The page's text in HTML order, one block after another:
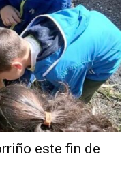
este fin de